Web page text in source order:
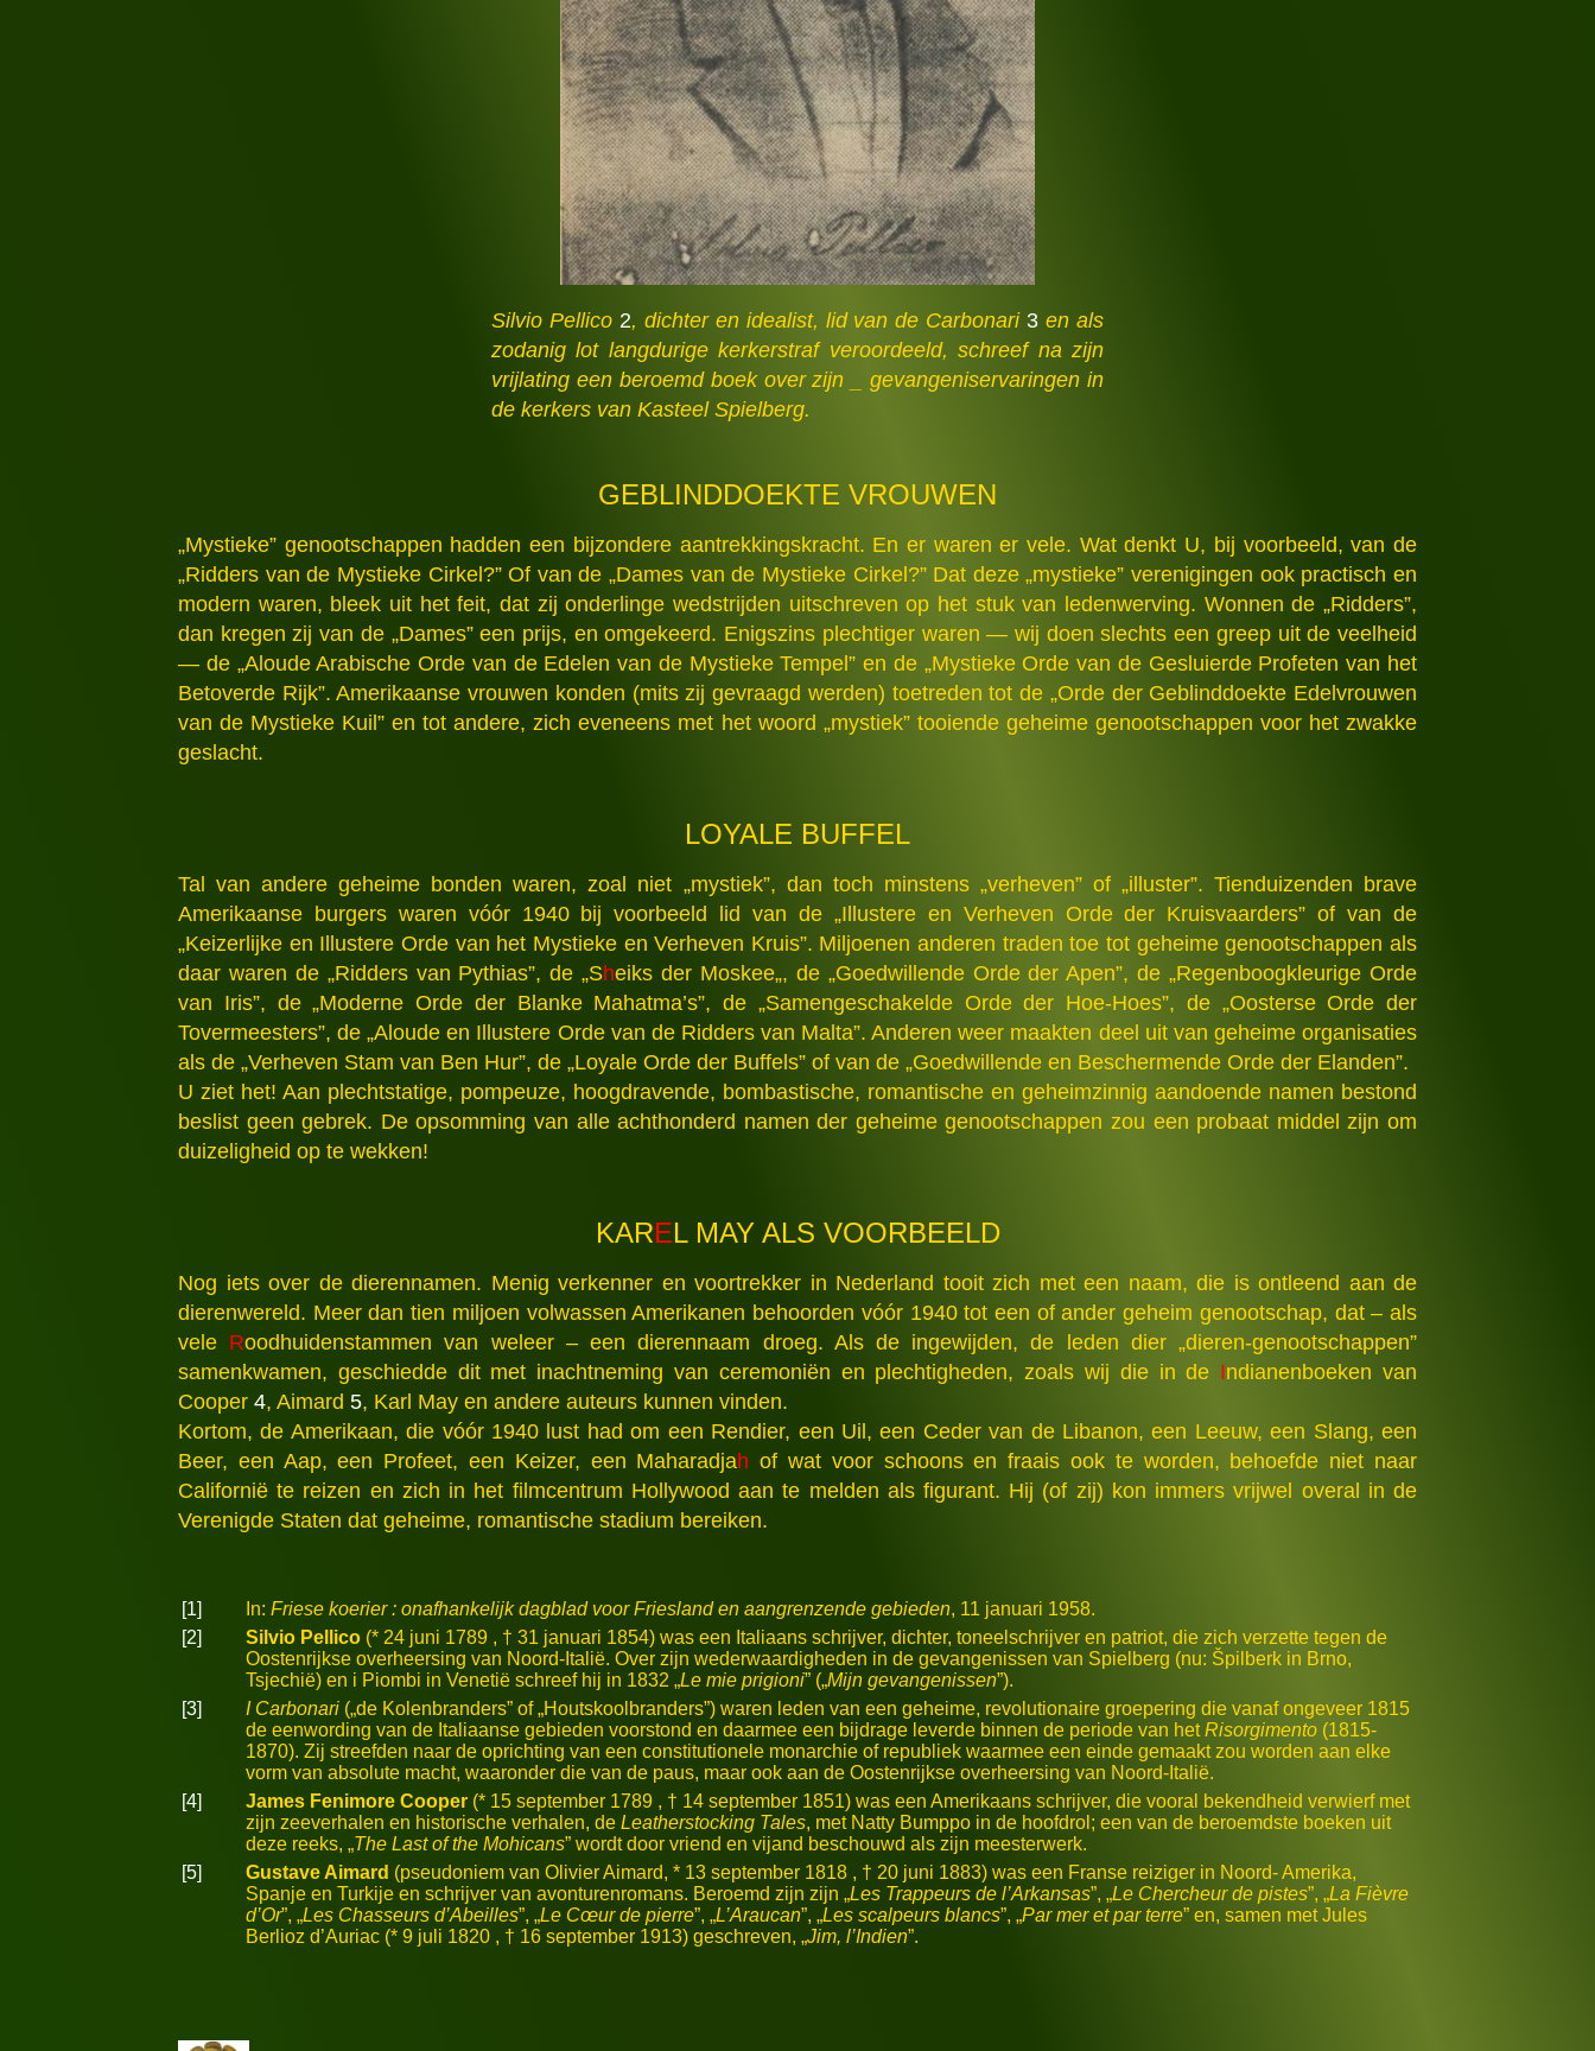
Silvio Pellico 2, dichter en idealist, lid van de Carbonari 3 en als
zodanig lot langdurige kerkerstraf veroordeeld, schreef na zijn
vrijlating een beroemd boek over zijn _ gevangeniservaringen in
de kerkers van Kasteel Spielberg.
GEBLINDDOEKTE VROUWEN
„Mystieke” genootschappen hadden een bijzondere aantrekkingskracht. En er waren er vele. Wat denkt U, bij voorbeeld, van de
„Ridders van de Mystieke Cirkel?” Of van de „Dames van de Mystieke Cirkel?” Dat deze „mystieke” verenigingen ook practisch en
modern waren, bleek uit het feit, dat zij onderlinge wedstrijden uitschreven op het stuk van ledenwerving. Wonnen de „Ridders”,
dan kregen zij van de „Dames” een prijs, en omgekeerd. Enigszins plechtiger waren — wij doen slechts een greep uit de veelheid
— de „Aloude Arabische Orde van de Edelen van de Mystieke Tempel” en de „Mystieke Orde van de Gesluierde Profeten van het
Betoverde Rijk”. Amerikaanse vrouwen konden (mits zij gevraagd werden) toetreden tot de „Orde der Geblinddoekte Edelvrouwen
van de Mystieke Kuil” en tot andere, zich eveneens met het woord „mystiek” tooiende geheime genootschappen voor het zwakke
geslacht.
LOYALE BUFFEL
Tal van andere geheime bonden waren, zoal niet „mystiek”, dan toch minstens „verheven” of „illuster”. Tienduizenden brave
Amerikaanse burgers waren vóór 1940 bij voorbeeld lid van de „Illustere en Verheven Orde der Kruisvaarders” of van de
„Keizerlijke en Illustere Orde van het Mystieke en Verheven Kruis”. Miljoenen anderen traden toe tot geheime genootschappen als
daar waren de „Ridders van Pythias”, de „Sheiks der Moskee„, de „Goedwillende Orde der Apen”, de „Regenboogkleurige Orde
van Iris”, de „Moderne Orde der Blanke Mahatma’s”, de „Samengeschakelde Orde der Hoe-Hoes”, de „Oosterse Orde der
Tovermeesters”, de „Aloude en Illustere Orde van de Ridders van Malta”. Anderen weer maakten deel uit van geheime organisaties
als de „Verheven Stam van Ben Hur”, de „Loyale Orde der Buffels” of van de „Goedwillende en Beschermende Orde der Elanden”.
U ziet het! Aan plechtstatige, pompeuze, hoogdravende, bombastische, romantische en geheimzinnig aandoende namen bestond
beslist geen gebrek. De opsomming van alle achthonderd namen der geheime genootschappen zou een probaat middel zijn om
duizeligheid op te wekken!
KAREL MAY ALS VOORBEELD
Nog iets over de dierennamen. Menig verkenner en voortrekker in Nederland tooit zich met een naam, die is ontleend aan de
dierenwereld. Meer dan tien miljoen volwassen Amerikanen behoorden vóór 1940 tot een of ander geheim genootschap, dat – als
vele Roodhuidenstammen van weleer – een dierennaam droeg. Als de ingewijden, de leden dier „dieren-genootschappen”
samenkwamen, geschiedde dit met inachtneming van ceremoniën en plechtigheden, zoals wij die in de Indianenboeken van
Cooper 4, Aimard 5, Karl May en andere auteurs kunnen vinden.
Kortom, de Amerikaan, die vóór 1940 lust had om een Rendier, een Uil, een Ceder van de Libanon, een Leeuw, een Slang, een
Beer, een Aap, een Profeet, een Keizer, een Maharadjah of wat voor schoons en fraais ook te worden, behoefde niet naar
Californië te reizen en zich in het filmcentrum Hollywood aan te melden als figurant. Hij (of zij) kon immers vrijwel overal in de
Verenigde Staten dat geheime, romantische stadium bereiken.
[1] In: Friese koerier : onafhankelijk dagblad voor Friesland en aangrenzende gebieden, 11 januari 1958.
[2]
Silvio Pellico (* 24 juni 1789 , † 31 januari 1854) was een Italiaans schrijver, dichter, toneelschrijver en patriot, die zich verzette tegen de
Oostenrijkse overheersing van Noord-Italië. Over zijn wederwaardigheden in de gevangenissen van Spielberg (nu: Špilberk in Brno,
Tsjechië) en i Piombi in Venetië schreef hij in 1832 „Le mie prigioni” („Mijn gevangenissen”).
[3]
I Carbonari („de Kolenbranders” of „Houtskoolbranders”) waren leden van een geheime, revolutionaire groepering die vanaf ongeveer 1815
de eenwording van de Italiaanse gebieden voorstond en daarmee een bijdrage leverde binnen de periode van hetRisorgimento (1815-
1870). Zij streefden naar de oprichting van een constitutionele monarchie of republiek waarmee een einde gemaakt zou worden aan elke
vorm van absolute macht, waaronder die van de paus, maar ook aan de Oostenrijkse overheersing van Noord-Italië.
[4]
James Fenimore Cooper (* 15 september 1789 , † 14 september 1851) was een Amerikaans schrijver, die vooral bekendheid verwierf met
zijn zeeverhalen en historische verhalen, de Leatherstocking Tales, met Natty Bumppo in de hoofdrol; een van de beroemdste boeken uit
deze reeks, „The Last of the Mohicans” wordt door vriend en vijand beschouwd als zijn meesterwerk.
[5]
Gustave Aimard (pseudoniem van Olivier Aimard, * 13 september 1818 , † 20 juni 1883) was een Franse reiziger in Noord- Amerika,
Spanje en Turkije en schrijver van avonturenromans. Beroemd zijn zijn „Les Trappeurs de l’Arkansas”, „Le Chercheur de pistes”, „La Fièvre
d’Or”, „Les Chasseurs d’Abeilles”, „Le Cœur de pierre”, „L’Araucan”, „Les scalpeurs blancs”, „Par mer et par terre” en, samen met Jules
Berlioz d’Auriac (* 9 juli 1820 , † 16 september 1913) geschreven, „Jim, l’Indien”.